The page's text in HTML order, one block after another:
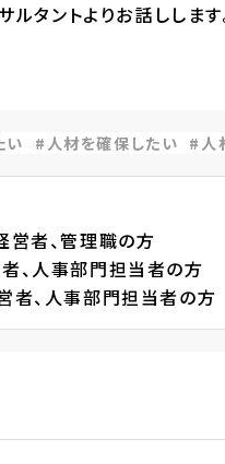
ルタントよりお話ししま
い 人材を確保したい 人
営者、管理職の方
、人事部門担当者の方
者、人事部門担当者の方